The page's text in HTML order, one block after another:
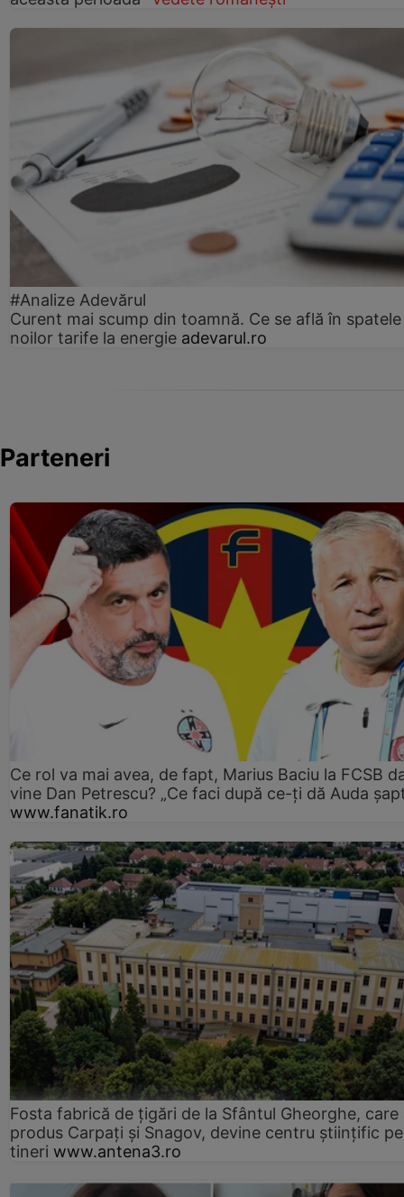
#Analize Adevărul
Curent mai scump din toamnă. Ce se află în spatele
noilor tarife la energie adevarul.ro
Parteneri
Ce rol va mai avea, de fapt, Marius Baciu la FCSB
vine Dan Petrescu? „Ce faci după ce-ți dă Auda
www.fanatik.ro
Fosta fabrică de țigări de la Sfântul Gheorghe, care
produs Carpați și Snagov, devine centru științific
tineri www.antena3.ro